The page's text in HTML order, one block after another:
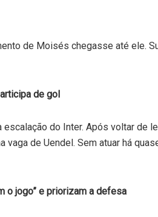
de Moisés chegasse até ele.
de gol
do Inter. Após voltar de
vaga de Uendel. Sem atuar há
o jogo” e priorizam a defesa